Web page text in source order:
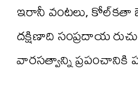
ఇరానీ వంటలు, కోల్‌కతా
దక్షిణాది సంప్రదాయ
వారసత్వాన్ని